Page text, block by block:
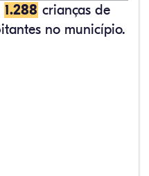
1.288 crianças de
no município.